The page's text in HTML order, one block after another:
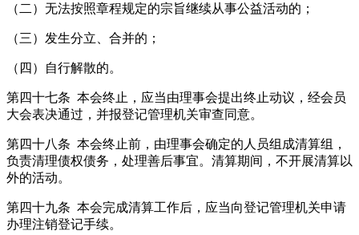
（二）无法按照章程规定的宗旨继续从事公益活动的；
（三）发生分立、合并的；
（四）自行解散的。
第四十七条 本会终止，应当由理事会提出终止动议，经会员
大会表决通过，并报登记管理机关审查同意。
第四十八条 本会终止前，由理事会确定的人员组成清算组，
负责清理债权债务，处理善后事宜。清算期间，不开展清算以
外的活动。
第四十九条 本会完成清算工作后，应当向登记管理机关申请
办理注销登记手续。